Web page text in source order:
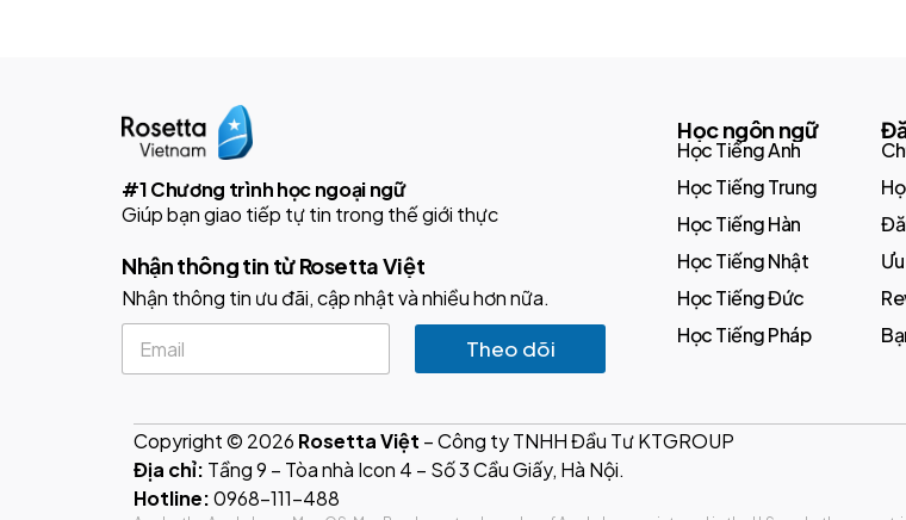
#1 Chương trình học ngoại ngữ
Giúp bạn giao tiếp tự tin trong thế giới thực
Nhận thông tin từ Rosetta Việt
Nhận thông tin ưu đãi, cập nhật và nhiều hơn nữa.
E
a
Theo dõi
Học ngôn ngữ
Học Tiếng Anh
Học Tiếng Trung
Học Tiếng Hàn
Học Tiếng Nhật
Học Tiếng Đức
Học Tiếng Pháp
Copyright © 2026 Rosetta Việt – Công ty TNHH Đầu Tư KTGROUP
Địa chỉ: Tầng 9 – Tòa nhà Icon 4 – Số 3 Cầu Giấy, Hà Nội.
Hotline:0968-111-488